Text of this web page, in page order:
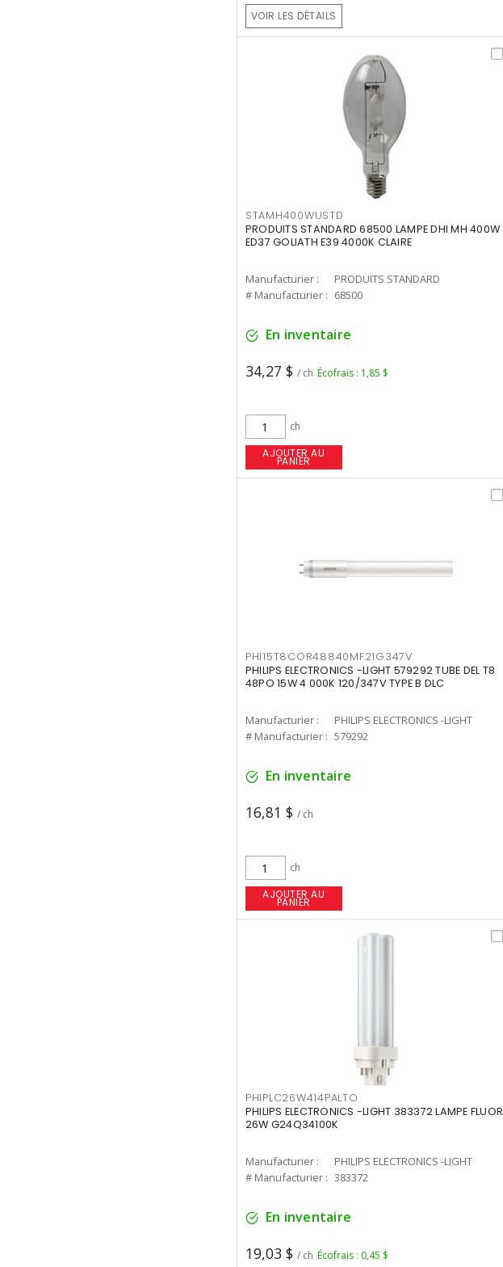
VOIR LES DÉTAILS
STAMH400WUSTD
PRODUITS STANDARD 68500 LAMPE DHI MH 400W
ED37 GOLIATH E39 4000K CLAIRE
Manufacturier :
PRODUITS STANDARD
# Manufacturier : 68500
En inventaire
34,27 $ / ch Écofrais : 1,85 $
ch
AJOUTER AU
PANIER
PHI15T8COR48840MF21G347V
PHILIPS ELECTRONICS -LIGHT 579292 TUBE DEL T8
48PO 15W 4 000K 120/347V TYPE B DLC
Manufacturier :
PHILIPS ELECTRONICS -LIGHT
# Manufacturier : 579292
En inventaire
16,81 $ / ch
ch
AJOUTER AU
PANIER
PHIPLC26W414PALTO
PHILIPS ELECTRONICS -LIGHT 383372 LAMPE FLUOR
26W G24Q34100K
Manufacturier :
PHILIPS ELECTRONICS -LIGHT
# Manufacturier : 383372
En inventaire
19,03 $ / ch Écofrais : 0,45 $